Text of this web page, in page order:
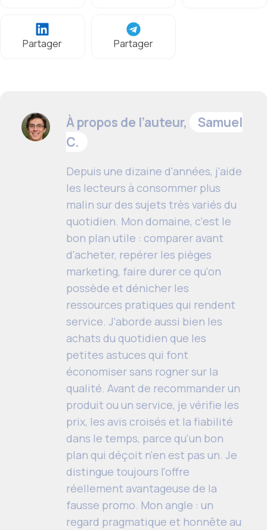
Partager Partager
À propos de l’auteur,
Samuel
C.
Depuis une dizaine d'années, j'aide
les lecteurs à consommer plus
malin sur des sujets très variés du
quotidien. Mon domaine, c'est le
bon plan utile : comparer avant
d'acheter, repérer les pièges
marketing, faire durer ce qu'on
possède et dénicher les
ressources pratiques qui rendent
service. J'aborde aussi bien les
achats du quotidien que les
petites astuces qui font
économiser sans rogner sur la
qualité. Avant de recommander un
produit ou un service, je vérifie les
prix, les avis croisés et la fiabilité
dans le temps, parce qu'un bon
plan qui déçoit n'en est pas un. Je
distingue toujours l'offre
réellement avantageuse de la
fausse promo. Mon angle : un
regard pragmatique et honnête au